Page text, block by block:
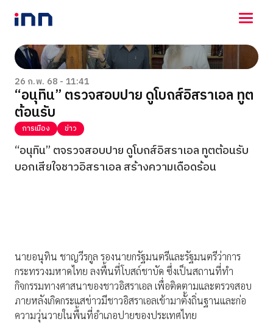
NEWS
ENTERTAINMENT
LIFESTYLE
HOROSCOPE
LOTTERY
VIDEO
ร่วมด้วยช่วยกัน
26 ก.พ. 68 - 11:41
“อนุทิน” ตรวจสอบปาย ดูโบถส์อิสราเอล ทูต
ต้อนรับ
การเมือง ข่าว
“อนุทิน” ตจรวจสอบปาย ดูโบถส์อิสราเอล ทูตต้อนรับ
บอกเสียใจชาวอิสราเอล สร้างความเดือดร้อน
นายอนุทิน ชาญวีรกูล รองนายกรัฐมนตรีและรัฐมนตรีว่าการ
กระทรวงมหาดไทย ลงพื้นที่โบสถ์ชาบัด ซึ่งเป็นสถานที่ทำ
กิจกรรมทางศาสนาของชาวอิสราเอล เพื่อติดตามและตรวจสอบ
ภายหลังเกิดกระแสข่าวมีชาวอิสราเอลเข้ามาตั้งถิ่นฐานและก่อ
ความวุ่นวายในพื้นที่อำเภอปายของประเทศไทย